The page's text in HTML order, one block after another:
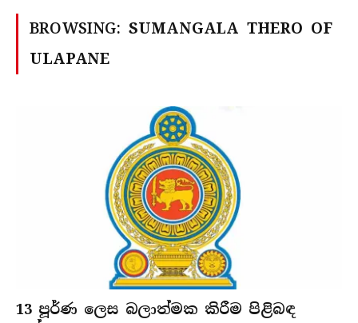
BROWSING: SUMANGALA THERO OF
ULAPANE
13 පූර්ණ ලෙස බලාත්මක කිරීම පිළිබඳ